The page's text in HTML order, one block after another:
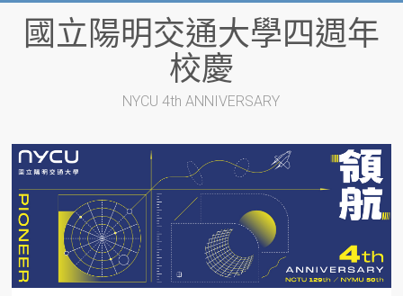
content國立陽明交通大學四週年
校慶
NYCU 4th ANNIVERSARY